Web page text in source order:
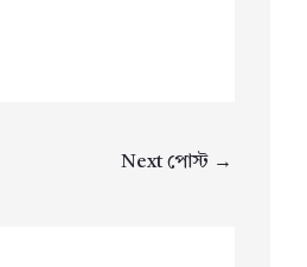
Next পোস্ট →